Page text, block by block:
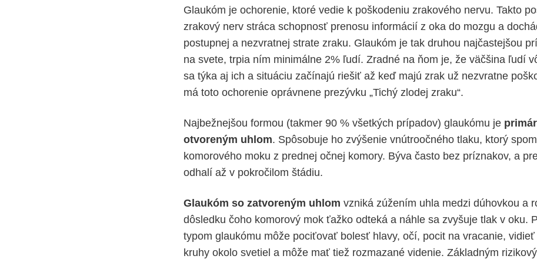
Glaukóm je ochorenie, ktoré vedie k poškodeniu zrakového nervu. Takto
zrakový nerv stráca schopnosť prenosu informácií z oka do mozgu a
postupnej a nezvratnej strate zraku. Glaukóm je tak druhou najčastejšou
na svete, trpia ním minimálne 2% ľudí. Zradné na ňom je, že väčšina ľudí
sa týka aj ich a situáciu začínajú riešiť až keď majú zrak už nezvratne
má toto ochorenie oprávnene prezývku „Tichý zlodej zraku“.
Najbežnejšou formou (takmer 90 % všetkých prípadov) glaukómu je
otvoreným uhlom. Spôsobuje ho zvýšenie vnútroočného tlaku, ktorý
komorového moku z prednej očnej komory. Býva často bez príznakov, a
odhalí až v pokročilom štádiu.
Glaukóm so zatvoreným uhlom vzniká zúžením uhla medzi dúhovkou a
dôsledku čoho komorový mok ťažko odteká a náhle sa zvyšuje tlak v oku.
typom glaukómu môže pociťovať bolesť hlavy, očí, pocit na vracanie,
kruhy okolo svetiel a môže mať tiež rozmazané videnie. Základným